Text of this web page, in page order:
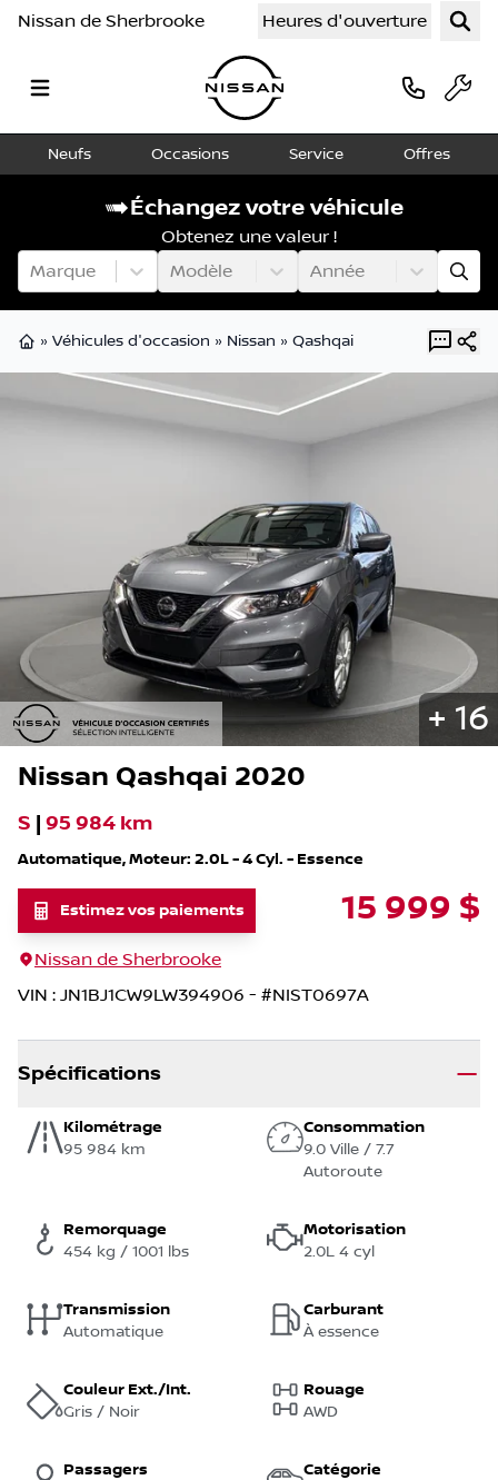
Nissan de Sherbrooke Heures d'ouverture
Neufs Occasions Service Offres
Échangez votre véhicule
Obtenez une valeur !
Marque
Modèle Année
» Véhicules d'occasion » Nissan » Qashqai
+ 16
Nissan Qashqai 2020
S | 95 984 km
Automatique, Moteur: 2.0L - 4 Cyl. - Essence
15 999 $
Estimez vos paiements
Nissan de Sherbrooke
VIN : JN1BJ1CW9LW394906 - #NIST0697A
Spécifications
Kilométrage
95 984 km
Consommation
9.0 Ville / 7.7
Autoroute
Remorquage
454 kg / 1001 lbs
Motorisation
2.0L 4 cyl
Transmission
Automatique
Carburant
À essence
Couleur Ext./Int.
Gris / Noir
Rouage
AWD
Passagers Catégorie